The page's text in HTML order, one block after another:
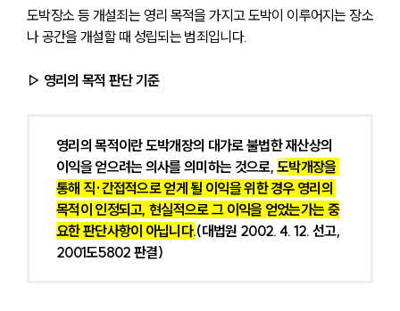
도박장소 등 개설죄는 영리 목적을 가지고 도박이 이루어지는 장소
나 공간을 개설할 때 성립되는 범죄입니다.
▷ 영리의 목적 판단 기준
영리의 목적이란 도박개장의 대가로 불법한 재산상의
이익을 얻으려는 의사를 의미하는 것으로, 도박개장을
통해 직·간접적으로 얻게 될 이익을 위한 경우 영리의
목적이 인정되고, 현실적으로 그 이익을 얻었는가는 중
요한 판단사항이 아닙니다.(대법원 2002. 4. 12. 선고,
2001도5802 판결)